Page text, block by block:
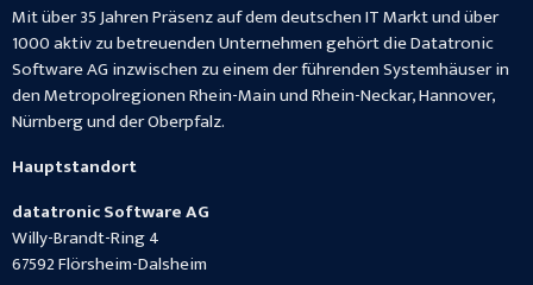
Mit über 35 Jahren Präsenz auf dem deutschen IT Markt und über
1000 aktiv zu betreuenden Unternehmen gehört die Datatronic
Software AG inzwischen zu einem der führenden Systemhäuser in
den Metropolregionen Rhein-Main und Rhein-Neckar, Hannover,
Nürnberg und der Oberpfalz.
Hauptstandort
datatronic Software AG
Willy-Brandt-Ring 4
67592Flörsheim-Dalsheim